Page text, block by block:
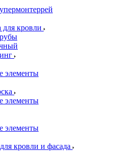
для кровли
элементы
элементы
элементы
кровли и фасада